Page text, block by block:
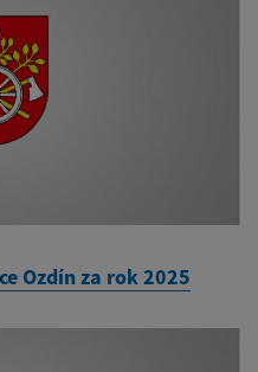
Ozdín za rok 2025